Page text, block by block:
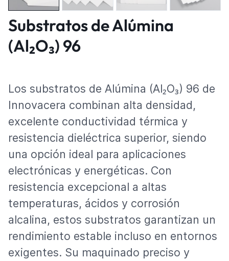
Substratos de Alúmina
(Al₂O₃) 96
Los substratos de Alúmina (Al₂O₃) 96 de
Innovacera combinan alta densidad,
excelente conductividad térmica y
resistencia dieléctrica superior, siendo
una opción ideal para aplicaciones
electrónicas y energéticas. Con
resistencia excepcional a altas
temperaturas, ácidos y corrosión
alcalina, estos substratos garantizan un
rendimiento estable incluso en entornos
exigentes. Su maquinado preciso y